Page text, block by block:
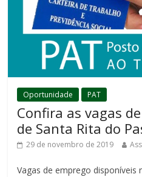
Oportunidade PAT
Confira as vagas
de Santa Rita do
29 de novembro de 2019
Vagas de emprego disponíveis